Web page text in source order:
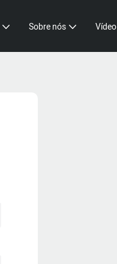
Sobre nós Vídeo